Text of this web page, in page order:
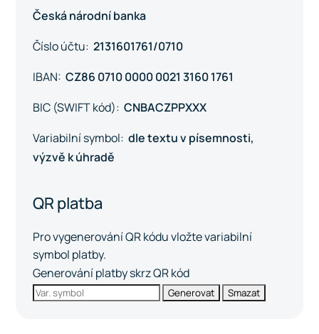
Česká národní banka
Číslo účtu: 2131601761/0710
IBAN: CZ86 0710 0000 0021 3160 1761
BIC (SWIFT kód): CNBACZPPXXX
Variabilní symbol: dle textu v písemnosti,
výzvě k úhradě
QR platba
Pro vygenerování QR kódu vložte variabilní
symbol platby.
Generování platby skrz QR kód
Generovat Smazat